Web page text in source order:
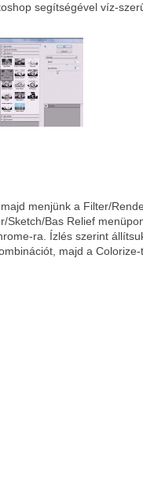
Google
segítségével víz-
menjünk a Filter/
Sketch/Bas Relief
ra. Ízlés szerint
majd a